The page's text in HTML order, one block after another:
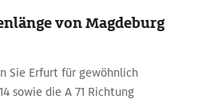
von Magdeburg
Sie Erfurt für gewöhnlich
sowie die A 71 Richtung